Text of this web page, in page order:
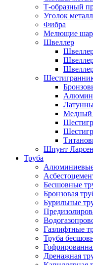
Т-образный
Уголок
Фибра
Мелющие
Швеллер
Медный
Шпунт
Труба
Бесшовные
Бронзовая
Бурильные
Газлифтные
Труба
Дренажная